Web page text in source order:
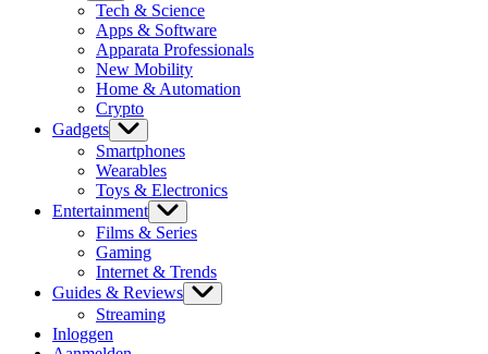
Tech & Science
Apps & Software
Apparata Professionals
New Mobility
Home & Automation
Crypto
Gadgets
Smartphones
Wearables
Toys & Electronics
Entertainment
Films & Series
Gaming
Internet & Trends
Guides & Reviews
Streaming
Inloggen